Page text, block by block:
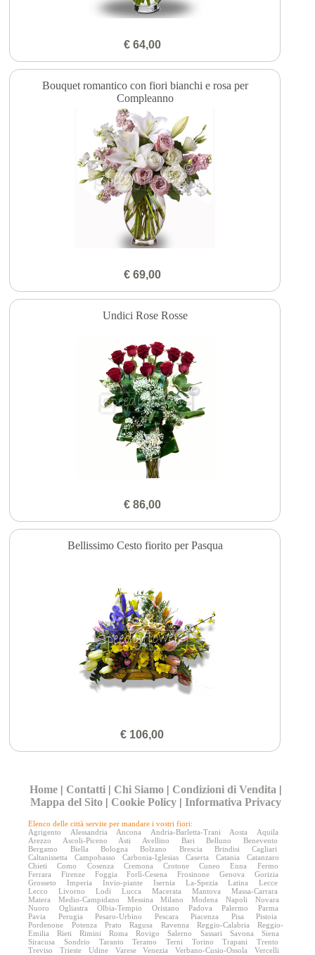
€ 64,00
Bouquet romantico con fiori bianchi e rosa per
Compleanno
€ 69,00
Undici Rose Rosse
€ 86,00
Bellissimo Cesto fiorito per Pasqua
€ 106,00
Home | Contatti | Chi Siamo | Condizioni di Vendita |
Mappa del Sito | Cookie Policy |Informativa Privacy
Elenco delle città servite per mandare i vostri fiori:
Agrigento
Alessandria Ancona Andria-Barletta-Trani Aosta
Aquila
Arezzo
Ascoli-Piceno Asti Avellino Bari Belluno
Benevento
Bergamo
Biella Bologna Bolzano Brescia Brindisi
Cagliari
Caltanissetta
Campobasso Carbonia-Iglesias Caserta Catania
Catanzaro
Chieti
Como Cosenza Cremona Crotone Cuneo Enna
Fermo
Ferrara
Firenze Foggia Forlì-Cesena Frosinone Genova
Gorizia
Grosseto
Imperia Invio-piante Isernia La-Spezia Latina
Lecce
Lecco
Livorno Lodi Lucca Macerata Mantova
Massa-Carrara
Matera
Medio-Campidano Messina Milano Modena Napoli
Novara
Nuoro
Ogliastra Olbia-Tempio Oristano Padova Palermo
Parma
Pavia
Perugia Pesaro-Urbino Pescara Piacenza Pisa
Pistoia
Pordenone
Potenza Prato Ragusa Ravenna Reggio-Calabria
Reggio-
Emilia
Rieti Rimini Roma Rovigo Salerno Sassari Savona
Siena
Siracusa
Sondrio Taranto Teramo Terni Torino Trapani
Trento
Treviso
Trieste Udine Varese Venezia Verbano-Cusio-Ossola
Vercelli